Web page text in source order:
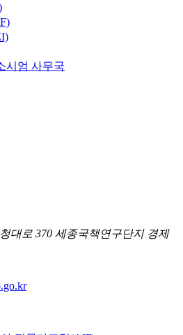
시엄 사무국
대로 370 세종국책연구단지 경제